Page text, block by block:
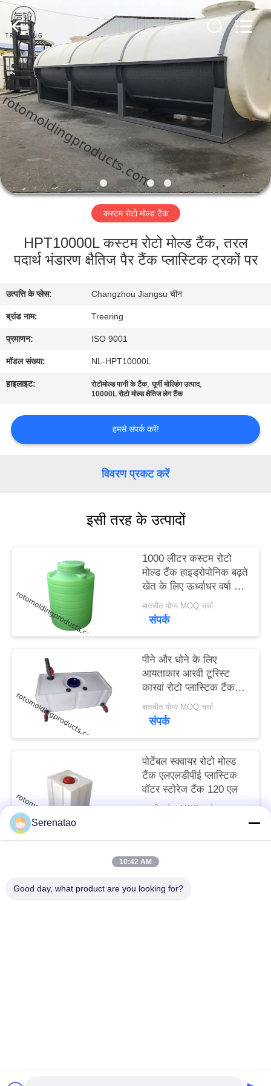
घर
उत्पादों
वीडियो
हमारे
बारे
कारखाना
गुणवत्ता
नियंत्रण
संपर्क
एक
PRIVACY
POLICY
Treering
Plastics
CO.,
All
Rights
Reserved.
कस्टम रोटो मोल्ड टैंक
HPT10000L कस्टम रोटो मोल्ड टैंक, तरल
पदार्थ भंडारण क्षैतिज पैर टैंक प्लास्टिक ट्रकों पर
उत्पत्ति के प्लेस: Changzhou Jiangsu चीन
ब्रांड नाम: Treering
प्रमाणन: ISO 9001
मॉडल संख्या: NL-HPT10000L
हाइलाइट: रोटोमोल्ड पानी के टैंक,घूर्णी मोल्डिंग उत्पाद,
10000L रोटो मोल्ड क्षैतिज लेग टैंक
हमसे संपर्क करें!
विवरण प्रकट करें
इसी तरह के उत्पादों
1000 लीटर कस्टम रोटो
मोल्ड टैंक हाइड्रोपोनिक बढ़ते
खेत के लिए ऊर्ध्वाधर वर्षा जल
भंडारण
बातचीत योग्य MOQ:चर्चा
संपर्क
पीने और धोने के लिए
आयताकार आरवी टूरिस्ट
कारवां रोटो प्लास्टिक टैंक
कंटेनर
बातचीत योग्य MOQ:चर्चा
संपर्क
पोर्टेबल स्क्वायर रोटो मोल्ड
टैंक एलएलडीपीई प्लास्टिक
वॉटर स्टोरेज टैंक 120 एल
बातचीत योग्य MOQ:चर्चा
लोकप्रिय श्रेणियां
Serenatao
10:42 AM
Good day, what product are you looking for?